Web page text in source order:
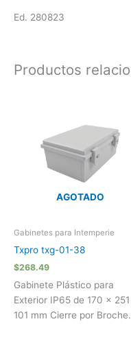
Ed. 280823
Productos
AGOTADO
Gabinetes para Intemperie
Txpro txg-01-38
$268.49
Gabinete Plástico para
Exterior IP65 de 170 x
101 mm Cierre por Broche.